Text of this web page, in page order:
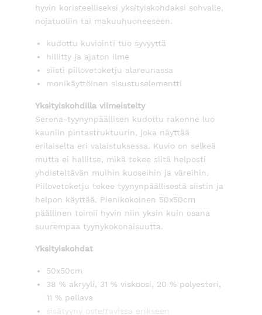
hyvin koristeelliseksi yksityiskohdaksi sohvalle,
nojatuoliin tai makuuhuoneeseen.
kudottu kuviointi tuo syvyyttä
hillitty ja ajaton ilme
siisti piilovetoketju alareunassa
monikäyttöinen sisustuselementti
Yksityiskohdilla viimeistelty
Serena-tyynynpäällisen kudottu rakenne luo
kauniin pintastruktuurin, joka näyttää
erilaiselta eri valaistuksessa. Kuvio on selkeä
mutta ei hallitse, mikä tekee siitä helposti
yhdisteltävän muihin kuoseihin ja väreihin.
Piilovetoketju tekee tyynynpäällisestä siistin ja
helpon käyttää. Pienikokoinen 50x50cm
päällinen toimii hyvin niin yksin kuin osana
suurempaa tyynykokonaisuutta.
Yksityiskohdat
50x50cm
38 % akryyli, 31 % viskoosi, 20 % polyesteri,
11 % pellava
sisätyyny ostettavissa erikseen